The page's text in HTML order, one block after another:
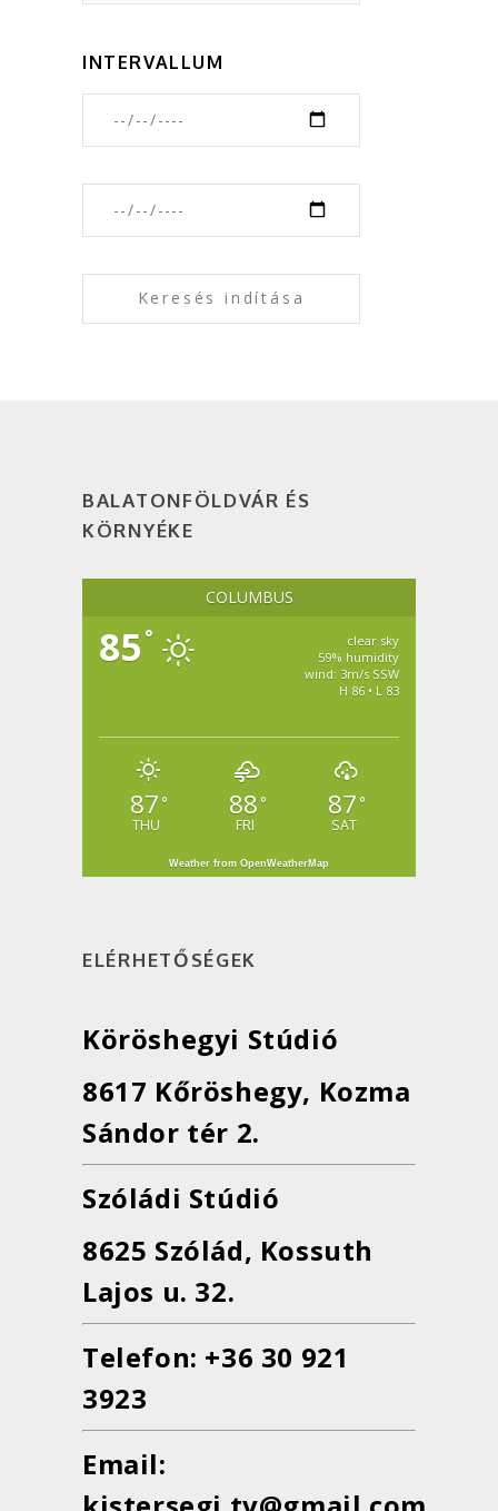
INTERVALLUM
BALATONFÖLDVÁR ÉS
KÖRNYÉKE
COLUMBUS
85°
clear sky
59% humidity
wind: 3m/s SSW
H 86 • L 83
87 °
THU
88 °
FRI
87 °
SAT
Weather from OpenWeatherMap
ELÉRHETŐSÉGEK
Köröshegyi Stúdió
8617 Kőröshegy, Kozma
Sándor tér 2.
Szóládi Stúdió
8625 Szólád, Kossuth
Lajos u. 32.
Telefon: +36 30 921
3923
Email: